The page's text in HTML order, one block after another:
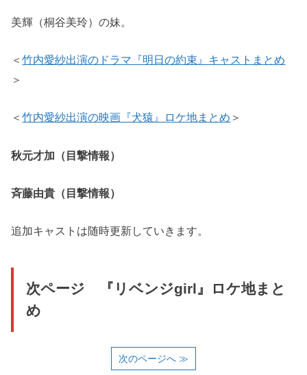
美輝（桐谷美玲）の妹。
＜竹内愛紗出演のドラマ『明日の約束』キャストまとめ
＞
＜竹内愛紗出演の映画『犬猿』ロケ地まとめ ＞
秋元才加（目撃情報）
斉藤由貴（目撃情報）
追加キャストは随時更新していきます。
次ページ 『リベンジgirl』ロケ地まと
め
次のページへ ≫